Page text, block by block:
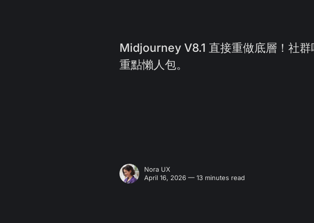
Midjourney V8.1 直接重做底層！社
重點懶人包。
Nora UX
April 16, 2026 — 13 minutes read